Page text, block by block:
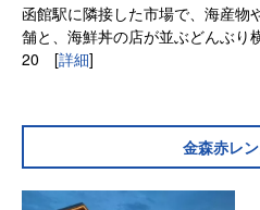
函館駅に隣接した市場で、海産物
舗と、海鮮丼の店が並ぶどんぶり
20 [詳細]
金森赤レ